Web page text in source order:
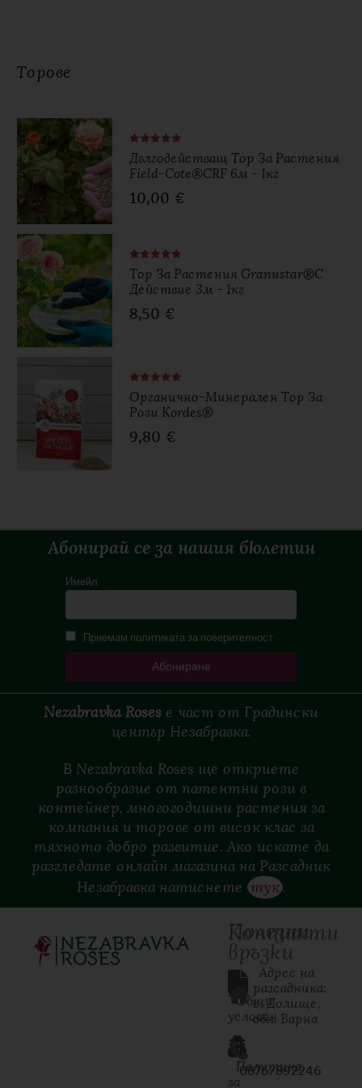
Торове
Дългодействащ Тор За Растения
Field-Cote®CRF 6м - 1кг
10,00 €
Тор За Растения Granustar®с
Действие 3м - 1кг
8,50 €
Органично-Минерален Тор За
Рози Kordes®
9,80 €
Абонирай се за нашия бюлетин
Имейл
Приемам политиката за поверителност
Nezabravka Roses е част от Градински
център Незабравка.
В Nezabravka Roses ще откриете
разнообразие от патентни рози в
контейнер, многогодишни растения за
компания и торове от висок клас за
тяхното добро развитие. Ако искате да
разгледате онлайн магазина на Разсадник
Незабравка натиснете тук.
Полезни
връзки
Общи
условия
Политика
за
Контакти
Адрес на
разсадника:
с. Долище,
обл. Варна
0876/892246